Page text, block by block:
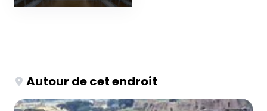
Autour de cet endroit